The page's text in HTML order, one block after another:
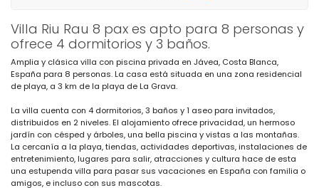
Villa Riu Rau 8 pax es apto para 8 personas y
ofrece 4 dormitorios y 3 baños.
Amplia y clásica villa con piscina privada en Jávea, Costa Blanca,
España para 8 personas. La casa está situada en una zona residencial
de playa, a 3 km de la playa de La Grava.
La villa cuenta con 4 dormitorios, 3 baños y 1 aseo para invitados,
distribuidos en 2 niveles. El alojamiento ofrece privacidad, un hermoso
jardín con césped y árboles, una bella piscina y vistas a las montañas.
La cercanía a la playa, tiendas, actividades deportivas, instalaciones de
entretenimiento, lugares para salir, atracciones y cultura hace de esta
una estupenda villa para pasar sus vacaciones en España con familia o
amigos, e incluso con sus mascotas.